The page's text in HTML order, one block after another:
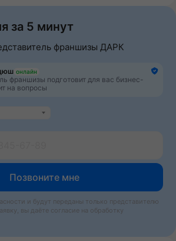
за 5 минут
франшизы ДАРК
онлайн
франшизы подготовит для вас бизнес-
на вопросы
Позвоните мне
и будут переданы только представителю
вы даёте согласие на обработку